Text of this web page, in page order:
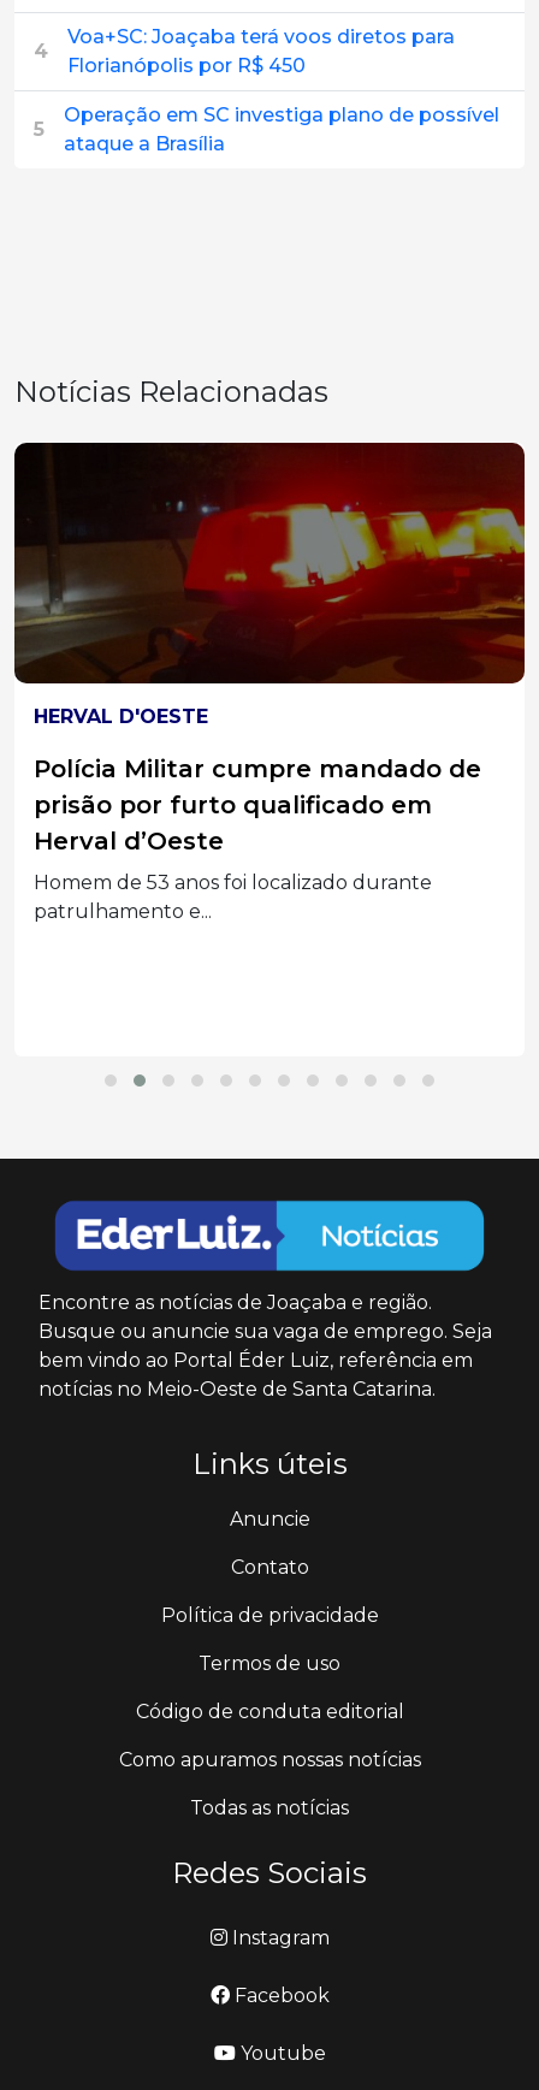
4
Voa+SC: Joaçaba terá voos diretos para
Florianópolis por R$ 450
5
Operação em SC investiga plano de possível
ataque a Brasília
Notícias Relacionadas
HERVAL D'OESTE
Polícia Militar cumpre mandado de
prisão por furto qualificado em
Herval d’Oeste
Homem de 53 anos foi localizado durante
patrulhamento e...
Encontre as notícias de Joaçaba e região.
Busque ou anuncie sua vaga de emprego. Seja
bem vindo ao Portal Éder Luiz, referência em
notícias no Meio-Oeste de Santa Catarina.
Links úteis
Anuncie
Contato
Política de privacidade
Termos de uso
Código de conduta editorial
Como apuramos nossas notícias
Todas as notícias
Redes Sociais
Instagram
Facebook
Youtube